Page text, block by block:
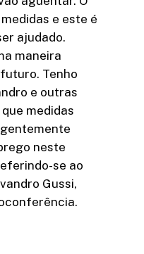
e este é
ajudado.
maneira
Tenho
e outras
medidas
neste
se ao
Gussi,